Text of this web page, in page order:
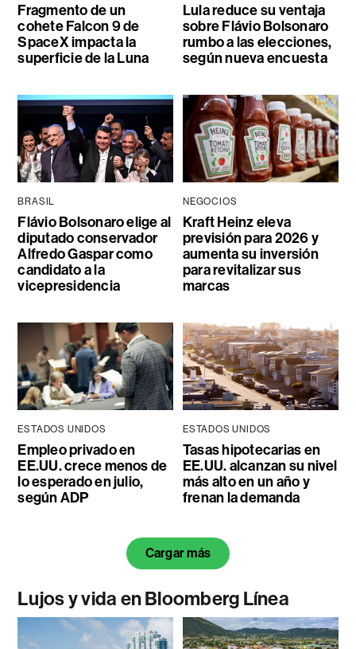
Fragmento de un
cohete Falcon 9 de
SpaceX impacta la
superficie de la Luna
Lula reduce su ventaja
sobre Flávio Bolsonaro
rumbo a las elecciones,
según nueva encuesta
BRASIL
Flávio Bolsonaro elige al
diputado conservador
Alfredo Gaspar como
candidato a la
vicepresidencia
NEGOCIOS
Kraft Heinz eleva
previsión para 2026 y
aumenta su inversión
para revitalizar sus
marcas
ESTADOS UNIDOS
Empleo privado en
EE.UU. crece menos de
lo esperado en julio,
según ADP
ESTADOS UNIDOS
Tasas hipotecarias en
EE.UU. alcanzan su nivel
más alto en un año y
frenan la demanda
Cargar más
Lujos y vida en Bloomberg Línea